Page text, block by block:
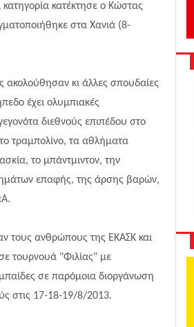
κατηγορία κατέκτησε ο Κώστας
στα Χανιά (8-
κι άλλες σπουδαίες
έχει ολυμπιακές
διεθνούς επιπέδου στο
τραμπολίνο, τα αθλήματα
το μπάντμιντον, την
επαφής, της άρσης βαρών,
τους ανθρώπους της ΕΚΑΣΚ και
τουρνουά "Φιλίας" με
σε παρόμοια διοργάνωση
στις 17-18-19/8/2013.